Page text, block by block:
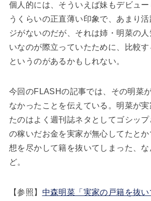
個人的には、そういえば妹もデビュ
うくらいの正直薄い印象で、あまり
ジがないのだが、それは姉・明菜の
いなのが際立っていたために、比較す
というのがあるかもしれない。
今回のFLASHの記事では、その明菜
なかったことを伝えている。明菜が
たのはよく週刊誌ネタとしてゴシッ
の稼いだお金を実家が無心してたと
想を尽かして籍を抜いてしまった、
ど。
【参照】 中森明菜「実家の戸籍を抜